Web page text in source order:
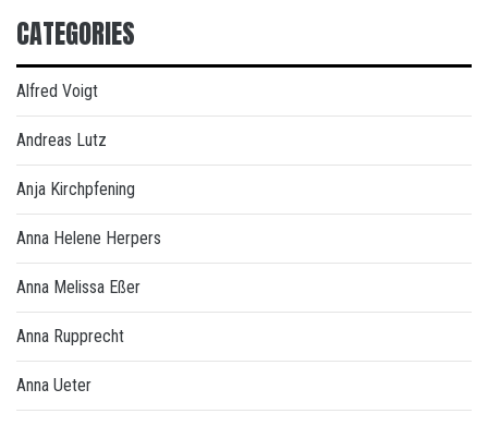
CATEGORIES
Alfred Voigt
Andreas Lutz
Anja Kirchpfening
Anna Helene Herpers
Anna Melissa Eßer
Anna Rupprecht
Anna Ueter